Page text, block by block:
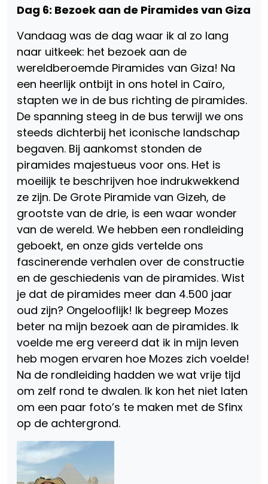
Dag 6: Bezoek aan de Piramides van Giza
Vandaag was de dag waar ik al zo lang
naar uitkeek: het bezoek aan de
wereldberoemde Piramides van Giza! Na
een heerlijk ontbijt in ons hotel in Caïro,
stapten we in de bus richting de piramides.
De spanning steeg in de bus terwijl we ons
steeds dichterbij het iconische landschap
begaven. Bij aankomst stonden de
piramides majestueus voor ons. Het is
moeilijk te beschrijven hoe indrukwekkend
ze zijn. De Grote Piramide van Gizeh, de
grootste van de drie, is een waar wonder
van de wereld. We hebben een rondleiding
geboekt, en onze gids vertelde ons
fascinerende verhalen over de constructie
en de geschiedenis van de piramides. Wist
je dat de piramides meer dan 4.500 jaar
oud zijn? Ongelooflijk! Ik begreep Mozes
beter na mijn bezoek aan de piramides. Ik
voelde me erg vereerd dat ik in mijn leven
heb mogen ervaren hoe Mozes zich voelde!
Na de rondleiding hadden we wat vrije tijd
om zelf rond te dwalen. Ik kon het niet laten
om een paar foto’s te maken met de Sfinx
op de achtergrond.